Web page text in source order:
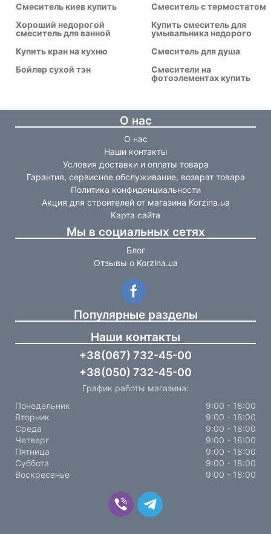
Смеситель киев купить
Смеситель с термостатом
Хороший недорогой
смеситель для ванной
Купить смеситель для
умывальника недорого
Купить кран на кухню
Смеситель для душа
Бойлер сухой тэн
Смесители на
фотоэлементах купить
О нас
О нас
Наши контакты
Условия доставки и оплаты товара
Гарантия, сервисное обслуживание, возврат товара
Политика конфиденциальности
Акция для строителей от магазина Korzina.ua
Карта сайта
Мы в социальных сетях
Блог
Отзывы о Korzina.ua
Популярные разделы
Наши контакты
+38(067) 732-45-00
+38(050) 732-45-00
График работы магазина:
Понедельник
9:00 - 18:00
Вторник
9:00 - 18:00
Среда
9:00 - 18:00
Четверг
9:00 - 18:00
Пятница
9:00 - 18:00
Суббота
9:00 - 18:00
Воскресенье
9:00 - 18:00